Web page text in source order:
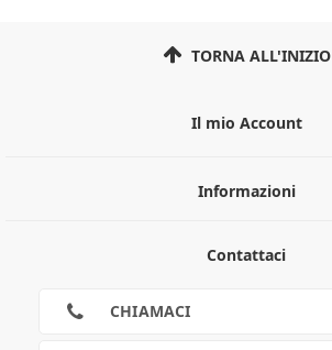
TORNA ALL'INIZIO
Il mio Account
Informazioni
Guida all'acquisto
Contattaci
CHIAMACI